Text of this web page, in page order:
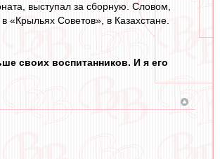
выступал за сборную. Словом,
«Крыльях Советов», в Казахстане.
своих воспитанников. И я его